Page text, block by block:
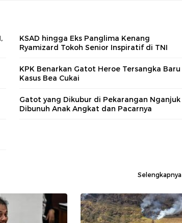
KSAD hingga Eks Panglima Kenang
Ryamizard Tokoh Senior Inspiratif di TNI
KPK Benarkan Gatot Heroe Tersangka Baru
Kasus Bea Cukai
Gatot yang Dikubur di Pekarangan Nganjuk
Dibunuh Anak Angkat dan Pacarnya
Selengkapnya